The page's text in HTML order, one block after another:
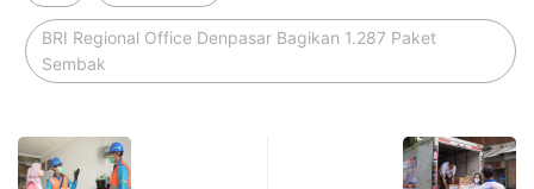
BRI Regional Office Denpasar Bagikan 1.287 Paket
Sembak